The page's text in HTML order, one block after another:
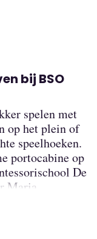
bij BSO
spelen met
op het plein of
speelhoeken.
portocabine op
De
Maria
BSO. De
te doen” is dan
is een grote